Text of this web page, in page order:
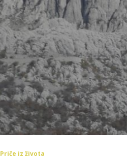
Priče iz života